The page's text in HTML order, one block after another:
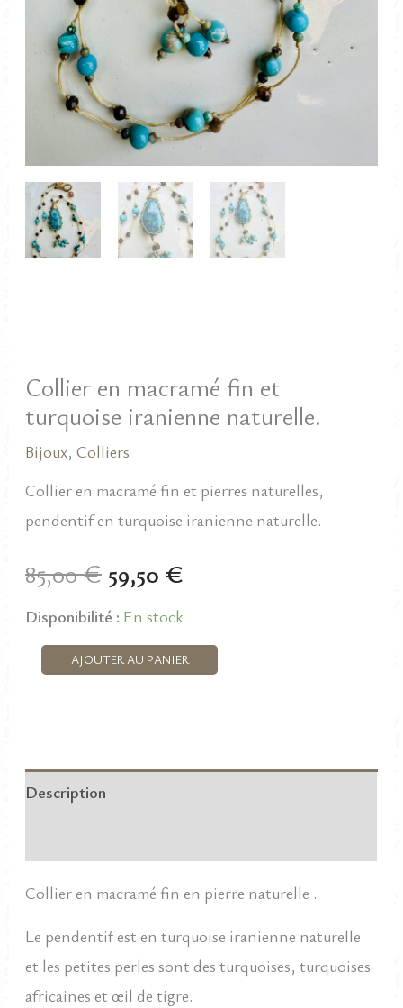
Collier en macramé fin et
turquoise iranienne naturelle.
Bijoux,Colliers
Collier en macramé fin et pierres naturelles,
pendentif en turquoise iranienne naturelle.
85,00€ Le
prix
initial
59,50 €
actuel
Disponibilité : En stock
quantité
macramé
turquoise
iranienne
naturelle.
AJOUTER AU PANIER
Description
Collier en macramé fin en pierre naturelle .
Le pendentif est en turquoise iranienne naturelle
et les petites perles sont des turquoises, turquoises
africaines et œil de tigre.